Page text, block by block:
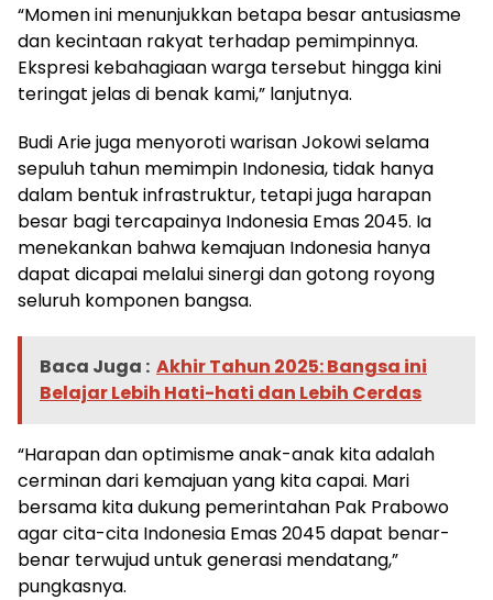
“Momen ini menunjukkan betapa besar antusiasme
dan kecintaan rakyat terhadap pemimpinnya.
Ekspresi kebahagiaan warga tersebut hingga kini
teringat jelas di benak kami,” lanjutnya.
Budi Arie juga menyoroti warisan Jokowi selama
sepuluh tahun memimpin Indonesia, tidak hanya
dalam bentuk infrastruktur, tetapi juga harapan
besar bagi tercapainya Indonesia Emas 2045. Ia
menekankan bahwa kemajuan Indonesia hanya
dapat dicapai melalui sinergi dan gotong royong
seluruh komponen bangsa.
Baca Juga : Akhir Tahun 2025: Bangsa ini
Belajar Lebih Hati-hati dan Lebih Cerdas
“Harapan dan optimisme anak-anak kita adalah
cerminan dari kemajuan yang kita capai. Mari
bersama kita dukung pemerintahan Pak Prabowo
agar cita-cita Indonesia Emas 2045 dapat benar-
benar terwujud untuk generasi mendatang,”
pungkasnya.